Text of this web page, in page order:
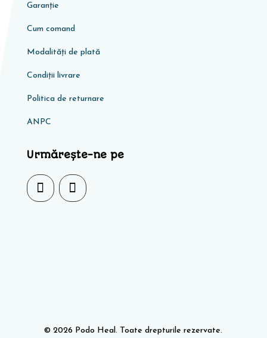
Garanţie
Cum comand
Modalități de plată
Condiţii livrare
Politica de returnare
ANPC
Urmărește-ne pe
© 2026 Podo Heal. Toate drepturile rezervate.